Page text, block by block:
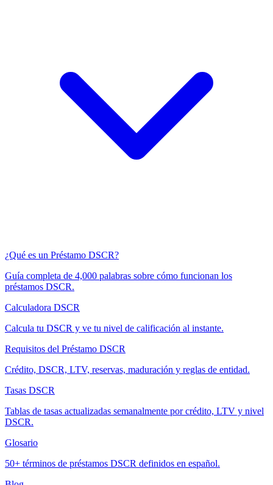
¿Qué es un Préstamo DSCR?
Guía completa de 4,000 palabras sobre cómo funcionan los
préstamos DSCR.
Calculadora DSCR
Calcula tu DSCR y ve tu nivel de calificación al instante.
Requisitos del Préstamo DSCR
Crédito, DSCR, LTV, reservas, maduración y reglas de entidad.
Tasas DSCR
Tablas de tasas actualizadas semanalmente por crédito, LTV y nivel
DSCR.
Glosario
50+ términos de préstamos DSCR definidos en español.